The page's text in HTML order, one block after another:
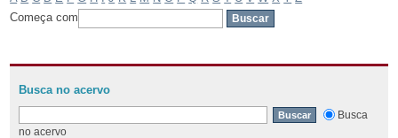
Começa com
Busca no acervo
Busca
no acervo